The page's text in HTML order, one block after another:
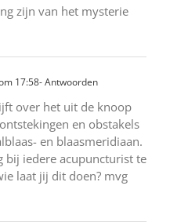
zijn van het mysterie
17:58- Antwoorden
over het uit de knoop
en obstakels
en blaasmeridiaan.
bij iedere acupuncturist te
laat jij dit doen? mvg